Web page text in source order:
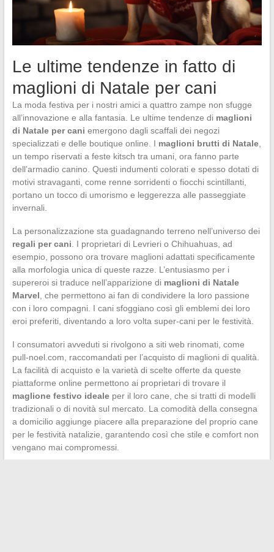
Le ultime tendenze in fatto di
maglioni di Natale per cani
La moda festiva per i nostri amici a quattro zampe non sfugge
all’innovazione e alla fantasia. Le ultime tendenze di maglioni
di Natale per cani emergono dagli scaffali dei negozi
specializzati e delle boutique online. I maglioni brutti di Natale,
un tempo riservati a feste kitsch tra umani, ora fanno parte
dell’armadio canino. Questi indumenti colorati e spesso dotati di
motivi stravaganti, come renne sorridenti o fiocchi scintillanti,
portano un tocco di umorismo e leggerezza alle passeggiate
invernali.
La personalizzazione sta guadagnando terreno nell’universo dei
regali per cani . I proprietari di Levrieri o Chihuahuas, ad
esempio, possono ora trovare maglioni adattati specificamente
alla morfologia unica di queste razze. L’entusiasmo per i
supereroi si traduce nell’apparizione di maglioni di Natale
Marvel , che permettono ai fan di condividere la loro passione
con i loro compagni. I cani sfoggiano così gli emblemi dei loro
eroi preferiti, diventando a loro volta super-cani per le festività.
I consumatori avveduti si rivolgono a siti web rinomati, come
pull-noel.com, raccomandati per l’acquisto di maglioni di qualità.
La facilità di acquisto e la varietà di scelte offerte da queste
piattaforme online permettono ai proprietari di trovare il
maglione festivo idealeper il loro cane, che si tratti di modelli
tradizionali o di novità sul mercato. La comodità della consegna
a domicilio aggiunge piacere alla preparazione del proprio cane
per le festività natalizie, garantendo così che stile e comfort non
vengano mai compromessi.